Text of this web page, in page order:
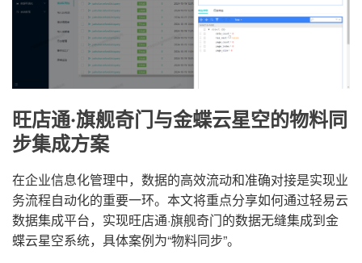
旺店通·旗舰奇门与金蝶云星空的物料同
步集成方案
在企业信息化管理中，数据的高效流动和准确对接是实现业
务流程自动化的重要一环。本文将重点分享如何通过轻易云
数据集成平台，实现旺店通·旗舰奇门的数据无缝集成到金
蝶云星空系统，具体案例为“物料同步”。